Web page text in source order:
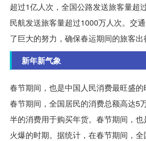
超过1亿人次，全国公路发送旅客量超
民航发送旅客量超过1000万人次。交
了巨大的努力，确保春运期间的旅客出
新年新气象
春节期间，也是中国人民消费最旺盛
春节期间，全国居民的消费总额高达5
半的消费用于购买年货。春节期间，
火爆的时期。据统计，在春节期间，